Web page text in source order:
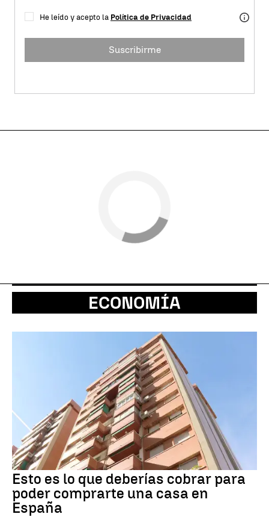
He leído y acepto la Política de Privacidad
Suscribirme
ECONOMÍA
Esto es lo que deberías cobrar para
poder comprarte una casa en
España